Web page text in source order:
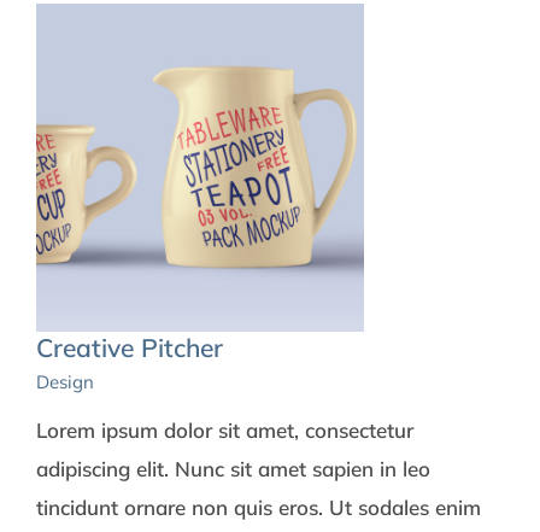
Creative Pitcher
Design
Lorem ipsum dolor sit amet, consectetur
adipiscing elit. Nunc sit amet sapien in leo
tincidunt ornare non quis eros. Ut sodales enim